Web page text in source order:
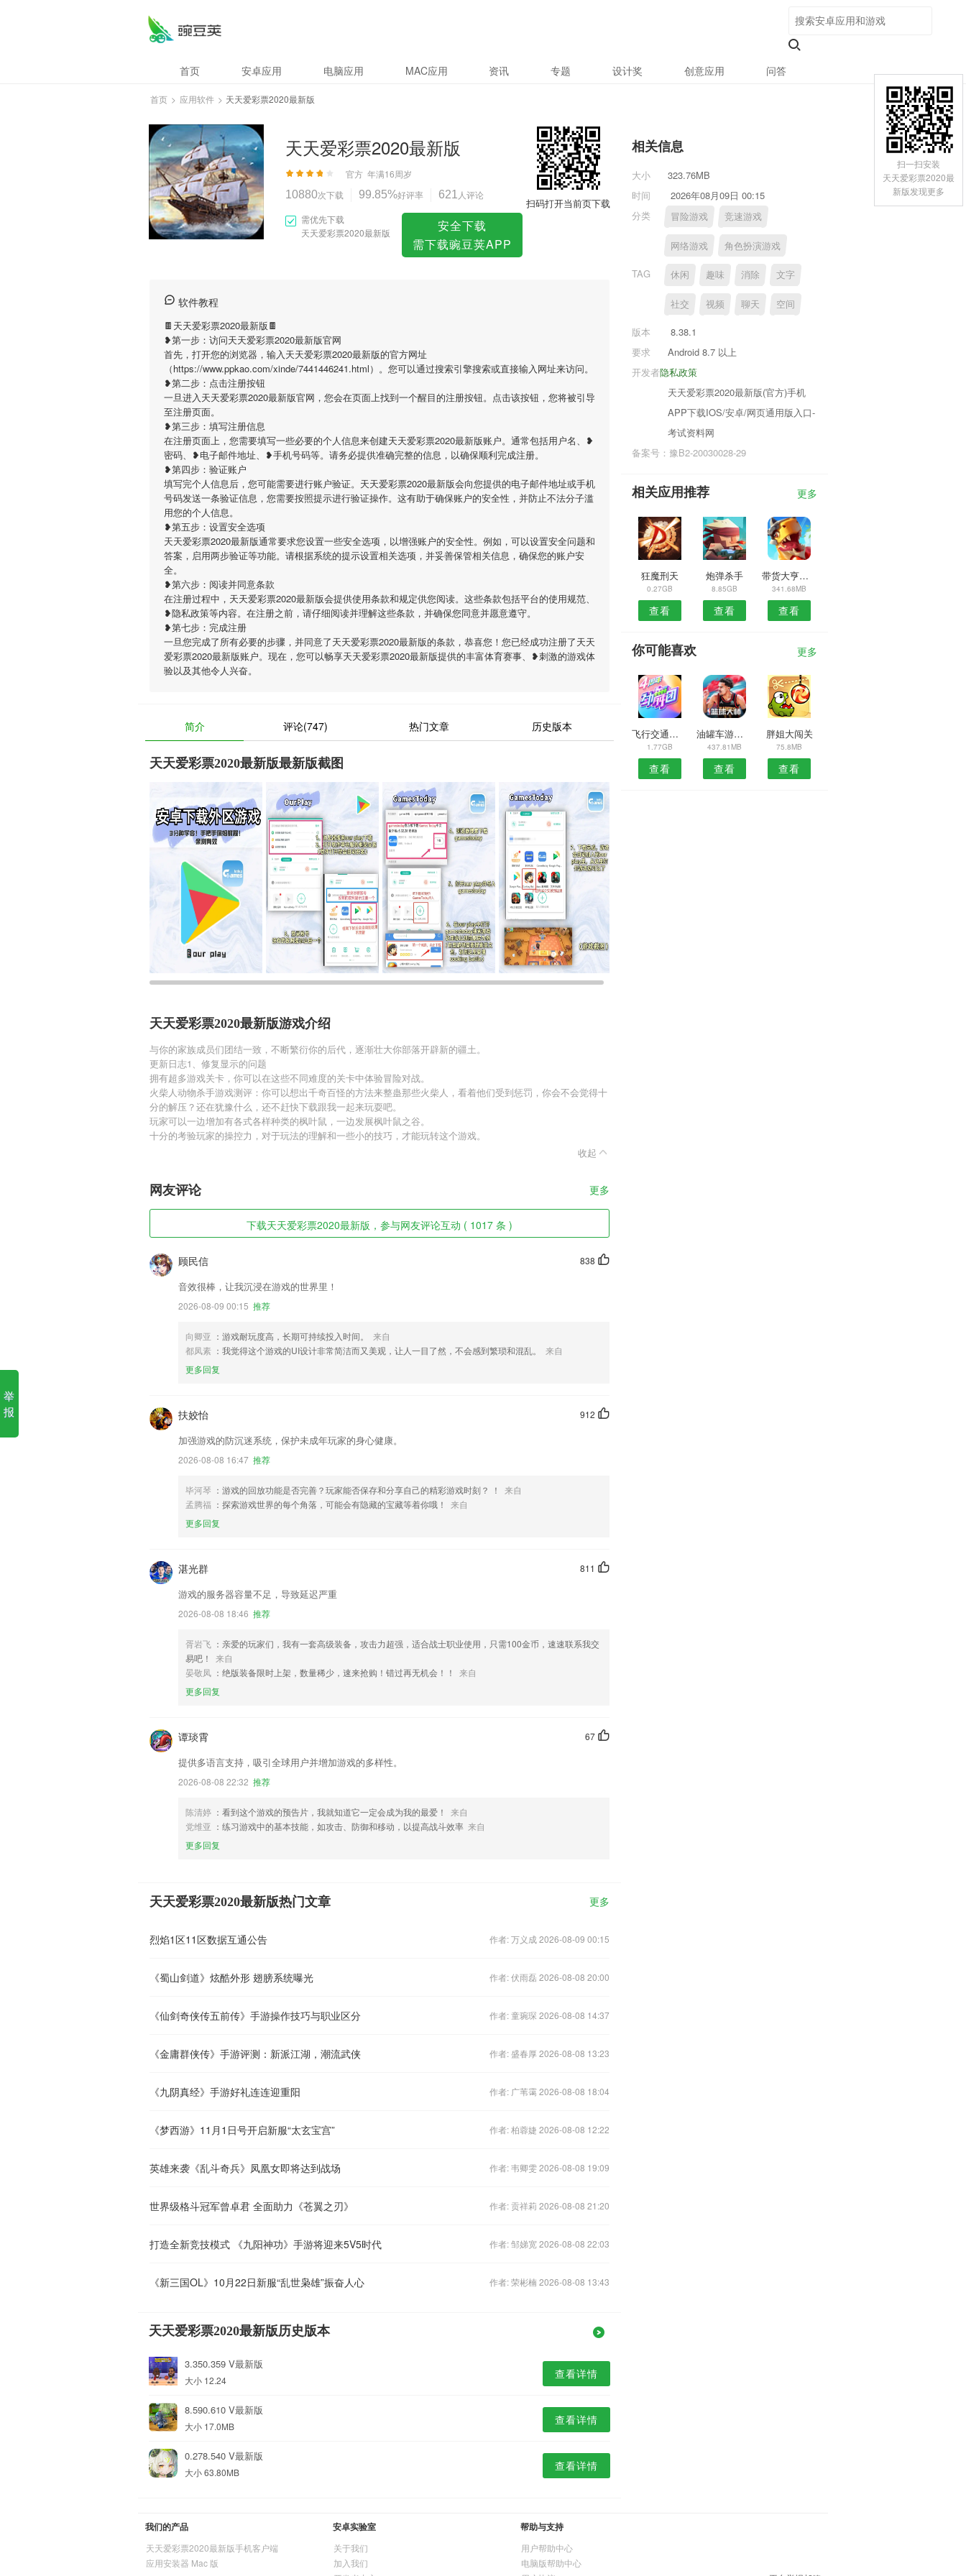
首页 安卓应用 电脑应用 MAC应用 资讯 专题 设计奖 创意应用 问答
首页 > 应用软件 > 天天爱彩票2020最新版
天天爱彩票2020最新版
官方 年满16周岁
10880次下载 99.85%好评率 621 人评论
需优先下载
天天爱彩票2020最新版
安全下载
需下载豌豆荚APP
扫码打开当前页下载
软件教程
🍫天天爱彩票2020最新版🍫
❥第一步：访问天天爱彩票2020最新版官网
首先，打开您的浏览器，输入天天爱彩票2020最新版的官方网址
（https://www.ppkao.com/xinde/7441446241.html）。您可以通过搜索引擎搜索或直接输入网址来访问。
❥第二步：点击注册按钮
一旦进入天天爱彩票2020最新版官网，您会在页面上找到一个醒目的注册按钮。点击该按钮，您将被引导
至注册页面。
❥第三步：填写注册信息
在注册页面上，您需要填写一些必要的个人信息来创建天天爱彩票2020最新版账户。通常包括用户名、❥
密码、❥电子邮件地址、❥手机号码等。请务必提供准确完整的信息，以确保顺利完成注册。
❥第四步：验证账户
填写完个人信息后，您可能需要进行账户验证。天天爱彩票2020最新版会向您提供的电子邮件地址或手机
号码发送一条验证信息，您需要按照提示进行验证操作。这有助于确保账户的安全性，并防止不法分子滥
用您的个人信息。
❥第五步：设置安全选项
天天爱彩票2020最新版通常要求您设置一些安全选项，以增强账户的安全性。例如，可以设置安全问题和
答案，启用两步验证等功能。请根据系统的提示设置相关选项，并妥善保管相关信息，确保您的账户安
全。
❥第六步：阅读并同意条款
在注册过程中，天天爱彩票2020最新版会提供使用条款和规定供您阅读。这些条款包括平台的使用规范、
❥隐私政策等内容。在注册之前，请仔细阅读并理解这些条款，并确保您同意并愿意遵守。
❥第七步：完成注册
一旦您完成了所有必要的步骤，并同意了天天爱彩票2020最新版的条款，恭喜您！您已经成功注册了天天
爱彩票2020最新版账户。现在，您可以畅享天天爱彩票2020最新版提供的丰富体育赛事、❥刺激的游戏体
验以及其他令人兴奋。
简介 评论(747) 热门文章 历史版本
天天爱彩票2020最新版最新版截图
天天爱彩票2020最新版游戏介绍
与你的家族成员们团结一致，不断繁衍你的后代，逐渐壮大你部落开辟新的疆土。
更新日志1、修复显示的问题
拥有超多游戏关卡，你可以在这些不同难度的关卡中体验冒险对战。
火柴人动物杀手游戏测评：你可以想出千奇百怪的方法来整蛊那些火柴人，看着他们受到惩罚，你会不会觉得十
分的解压？还在犹豫什么，还不赶快下载跟我一起来玩耍吧。
玩家可以一边增加有各式各样种类的枫叶鼠，一边发展枫叶鼠之谷。
十分的考验玩家的操控力，对于玩法的理解和一些小的技巧，才能玩转这个游戏。
收起
网友评论 更多
下载天天爱彩票2020最新版，参与网友评论互动 ( 1017 条 )
838
顾民信
音效很棒，让我沉浸在游戏的世界里！
2026-08-09 00:15 推荐
向卿亚 ：游戏耐玩度高，长期可持续投入时间。
来自
都凤素 ：我觉得这个游戏的UI设计非常简洁而又美观，让人一目了然，不会感到繁琐和混乱。
来自
更多回复
912
扶姣怡
加强游戏的防沉迷系统，保护未成年玩家的身心健康。
2026-08-08 16:47 推荐
毕河琴 ：游戏的回放功能是否完善？玩家能否保存和分享自己的精彩游戏时刻？ ！
来自
孟腾福 ：探索游戏世界的每个角落，可能会有隐藏的宝藏等着你哦！
来自
更多回复
811
湛光群
游戏的服务器容量不足，导致延迟严重
2026-08-08 18:46 推荐
胥岩飞 ：亲爱的玩家们，我有一套高级装备，攻击力超强，适合战士职业使用，只需100金币，速速联系我交
易吧！
来自
晏敬凤 ：绝版装备限时上架，数量稀少，速来抢购！错过再无机会！！
来自
更多回复
67
谭琰霄
提供多语言支持，吸引全球用户并增加游戏的多样性。
2026-08-08 22:32 推荐
陈清婷 ：看到这个游戏的预告片，我就知道它一定会成为我的最爱！
来自
党维亚 ：练习游戏中的基本技能，如攻击、防御和移动，以提高战斗效率 来自
更多回复
天天爱彩票2020最新版热门文章 更多
烈焰1区11区数据互通公告 作者: 万义成 2026-08-09 00:15
《蜀山剑道》炫酷外形 翅膀系统曝光 作者: 伏雨磊 2026-08-08 20:00
《仙剑奇侠传五前传》手游操作技巧与职业区分 作者: 童琬琛 2026-08-08 14:37
《金庸群侠传》手游评测：新派江湖，潮流武侠 作者: 盛春厚 2026-08-08 13:23
《九阴真经》手游好礼连连迎重阳 作者: 广苇霭 2026-08-08 18:04
《梦西游》11月1日号开启新服“太玄宝宫” 作者: 柏蓉婕 2026-08-08 12:22
英雄来袭《乱斗奇兵》凤凰女即将达到战场 作者: 韦卿雯 2026-08-08 19:09
世界级格斗冠军曾卓君 全面助力《苍翼之刃》 作者: 贡祥莉 2026-08-08 21:20
打造全新竞技模式 《九阳神功》手游将迎来5V5时代 作者: 邹娣宽 2026-08-08 22:03
《新三国OL》10月22日新服“乱世枭雄”振奋人心 作者: 荣彬楠 2026-08-08 13:43
天天爱彩票2020最新版历史版本
3.350.359 V最新版
大小 12.24 查看详情
8.590.610 V最新版
大小 17.0MB 查看详情
0.278.540 V最新版
大小 63.80MB 查看详情
相关信息
大小
323.76MB
时间
2026年08月09日 00:15
分类
冒险游戏 竞速游戏
网络游戏 角色扮演游戏
TAG 休闲 趣味 消除 文字
社交 视频 聊天 空间
版本
8.38.1
要求
Android 8.7 以上
隐私政策
开发者
天天爱彩票2020最新版(官方)手机
APP下载IOS/安卓/网页通用版入口-
考试资料网
备案号：豫B2-20030028-29
相关应用推荐 更多
狂魔刑天
0.27GB
查看
炮弹杀手
8.85GB
查看
带货大亨游戏
341.68MB
查看
你可能喜欢 更多
飞行交通模拟器
1.77GB
查看
油罐车游戏2020
437.81MB
查看
胖姐大闯关
75.8MB
查看
我们的产品
天天爱彩票2020最新版手机客户端
应用安装器 Mac 版
安卓实验室
关于我们
加入我们
帮助与支持
用户帮助中心
电脑版帮助中心
扫一扫安装
天天爱彩票2020最
新版发现更多
举
报